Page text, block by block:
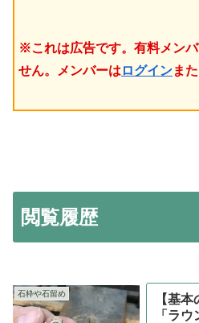
※これは広告です。有料メン
せん。メンバーは ログインま
閲覧履歴
石枠や石留め
【基
「ラ